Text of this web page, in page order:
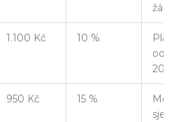
1.100 Kč 10 %
950 Kč 15 %